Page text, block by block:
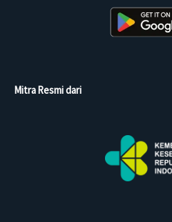
Mitra Resmi dari